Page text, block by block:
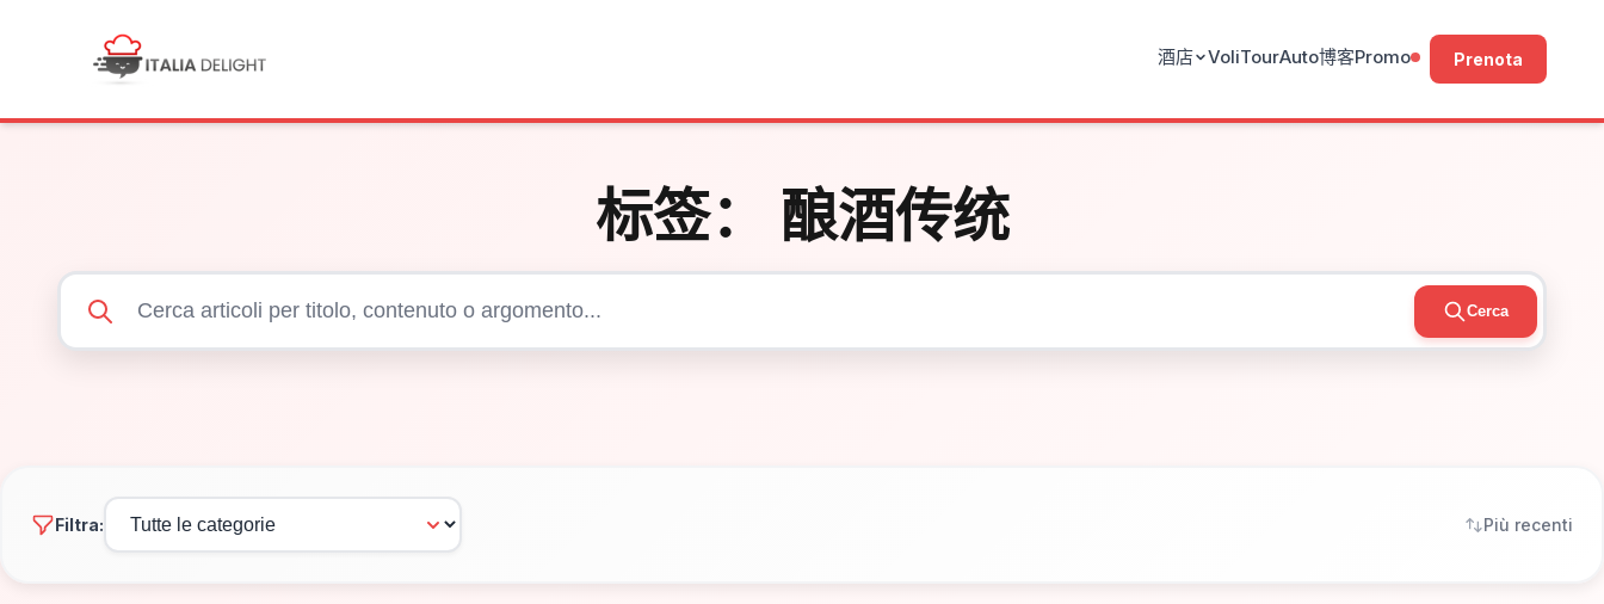
酒店 VoliTourAuto博客Promo Prenota
标签： 酿酒传统
Cerca
Filtra: Più recenti